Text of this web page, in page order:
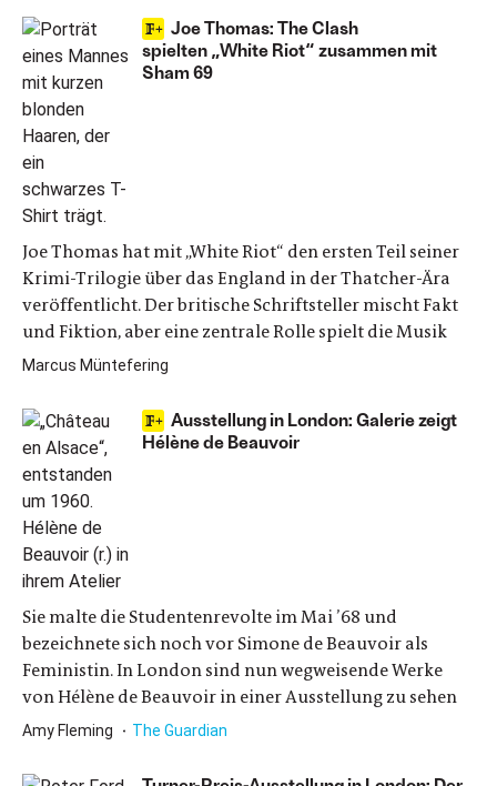
Joe Thomas: The Clash
spielten „White Riot“ zusammen mit
Sham 69
Joe Thomas hat mit „White Riot“ den ersten Teil seiner
Krimi-Trilogie über das England in der Thatcher-Ära
veröffentlicht. Der britische Schriftsteller mischt Fakt
und Fiktion, aber eine zentrale Rolle spielt die Musik
Marcus Müntefering
Ausstellung in London: Galerie zeigt
Hélène de Beauvoir
Sie malte die Studentenrevolte im Mai ’68 und
bezeichnete sich noch vor Simone de Beauvoir als
Feministin. In London sind nun wegweisende Werke
von Hélène de Beauvoir in einer Ausstellung zu sehen
Amy Fleming The Guardian